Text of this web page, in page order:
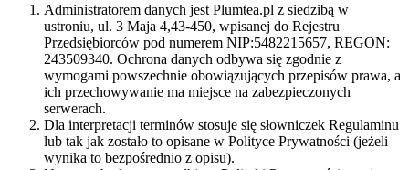
Administratorem danych jest Plumtea.pl z siedzibą w
ustroniu, ul. 3 Maja 4,43-450, wpisanej do Rejestru
Przedsiębiorców pod numerem NIP:5482215657, REGON:
243509340. Ochrona danych odbywa się zgodnie z
wymogami powszechnie obowiązujących przepisów prawa, a
ich przechowywanie ma miejsce na zabezpieczonych
serwerach.
Dla interpretacji terminów stosuje się słowniczek Regulaminu
lub tak jak zostało to opisane w Polityce Prywatności (jeżeli
wynika to bezpośrednio z opisu).